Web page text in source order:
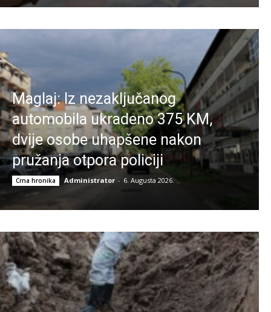
Maglaj: Iz nezaključanog
automobila ukradeno 375 KM,
dvije osobe uhapšene nakon
pružanja otpora policiji
Crna hronika Administrator - 6. Augusta 2026.